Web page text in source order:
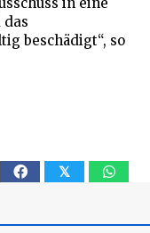
beschädigt“, so
𝕏